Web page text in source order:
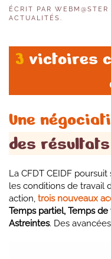
ÉCRIT PAR WEBM@STER
ACTUALITÉS.
3 victoires
Une
des
La CFDT CEIDF
les conditions de travail
action, trois nouveaux
Temps partiel, Temps
Astreintes. Des